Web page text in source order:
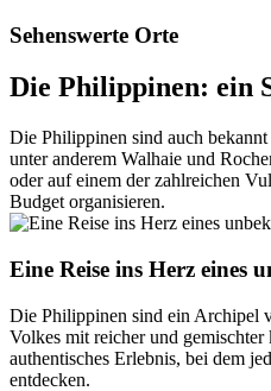
Sehenswerte Orte
Die Philippinen: ein
Die Philippinen sind auch
unter anderem Walhaie und
oder auf einem der zahlreichen
Budget organisieren.
Eine Reise ins Herz eines
Die Philippinen sind ein Archipel
Volkes mit reicher und
authentisches Erlebnis, bei dem
entdecken.